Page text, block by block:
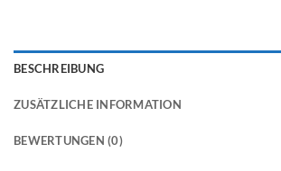
BESCHREIBUNG
ZUSÄTZLICHE INFORMATION
BEWERTUNGEN (0)